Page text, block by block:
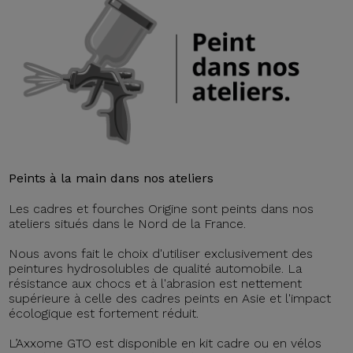
Peints à la main dans nos ateliers
Les cadres et fourches Origine sont peints dans nos
ateliers situés dans le Nord de la France.
Nous avons fait le choix d'utiliser exclusivement des
peintures hydrosolubles de qualité automobile. La
résistance aux chocs et à l'abrasion est nettement
supérieure à celle des cadres peints en Asie et l'impact
écologique est fortement réduit.
L’Axxome GTO est disponible en kit cadre ou en vélos